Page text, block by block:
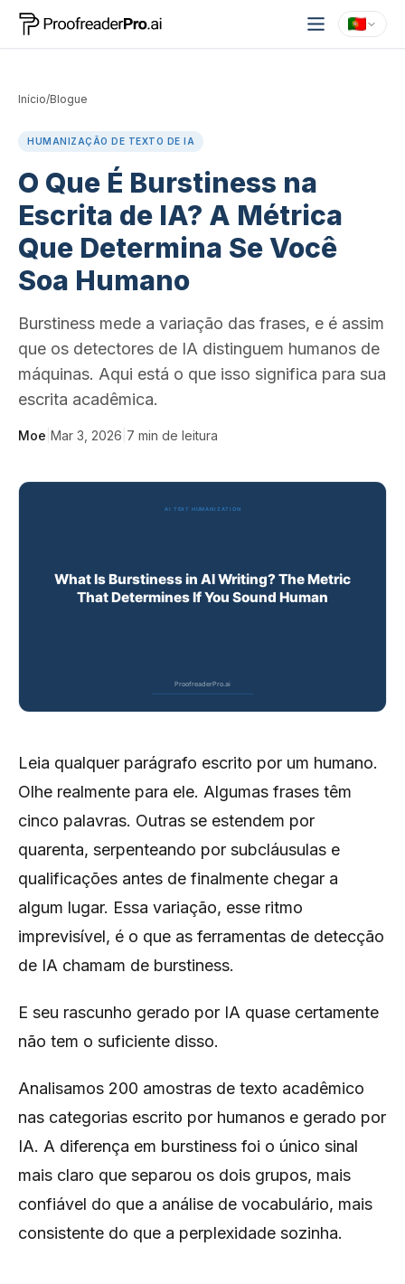
Início/Blogue
HUMANIZAÇÃO DE TEXTO DE IA
O Que É Burstiness na
Escrita de IA? A Métrica
Que Determina Se Você
Soa Humano
Burstiness mede a variação das frases, e é assim
que os detectores de IA distinguem humanos de
máquinas. Aqui está o que isso significa para sua
escrita acadêmica.
Moe Mar 3, 2026 7 min de leitura
Leia qualquer parágrafo escrito por um humano.
Olhe realmente para ele. Algumas frases têm
cinco palavras. Outras se estendem por
quarenta, serpenteando por subcláusulas e
qualificações antes de finalmente chegar a
algum lugar. Essa variação, esse ritmo
imprevisível, é o que as ferramentas de detecção
de IA chamam de burstiness.
E seu rascunho gerado por IA quase certamente
não tem o suficiente disso.
Analisamos 200 amostras de texto acadêmico
nas categorias escrito por humanos e gerado por
IA. A diferença em burstiness foi o único sinal
mais claro que separou os dois grupos, mais
confiável do que a análise de vocabulário, mais
consistente do que a perplexidade sozinha.